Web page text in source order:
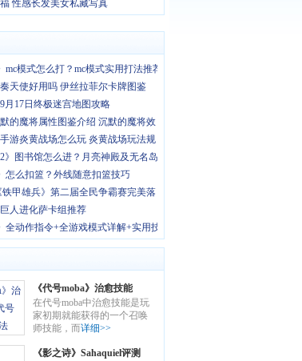
性感长发美女私藏写真
mc模式怎么打？mc模式实用打法推荐
奏天使好用吗 伊丝拉菲尔卡牌图鉴
9月17日终极迷宫地图攻略
默的魔将属性图鉴介绍 沉默的魔将效
手游炎黄战场怎么玩 炎黄战场玩法规
2》图书馆怎么进？月亮神殿及无名岛
怎么扣篮？外线随意扣篮技巧
甲雄兵》第二届全民争霸赛完美落
巨人进化萨卡组推荐
全动作指令+全游戏模式详解+实用技
《代号moba》治愈技能
怎么样 代号moba愈技能
用法
在代号moba中治愈技能是玩
家初期就能获得的一个召唤
师技能，而详细>>
《影之诗》Sahaquiel评测